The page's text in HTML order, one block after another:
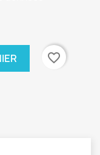
favorite_border